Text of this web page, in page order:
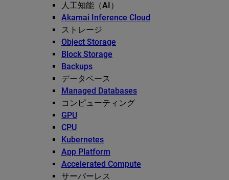
人工知能（AI）
Akamai Inference Cloud
ストレージ
Object Storage
Block Storage
Backups
データベース
Managed Databases
コンピューティング
GPU
CPU
Kubernetes
App Platform
Accelerated Compute
サーバーレス